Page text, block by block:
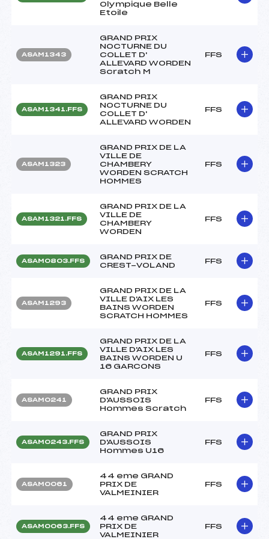
Olympique Belle
Etoile
ASAM1343
GRAND PRIX
NOCTURNE DU
COLLET D'
ALLEVARD WORDEN
Scratch M
FFS
ASAM1341.FFS
GRAND PRIX
NOCTURNE DU
COLLET D'
ALLEVARD WORDEN
FFS
ASAM1323
GRAND PRIX DE LA
VILLE DE
CHAMBERY
WORDEN SCRATCH
HOMMES
FFS
ASAM1321.FFS
GRAND PRIX DE LA
VILLE DE
CHAMBERY
WORDEN
FFS
ASAM0803.FFS
GRAND PRIX DE
CREST-VOLAND
FFS
ASAM1293
GRAND PRIX DE LA
VILLE D'AIX LES
BAINS WORDEN
SCRATCH HOMMES
FFS
ASAM1291.FFS
GRAND PRIX DE LA
VILLE D'AIX LES
BAINS WORDEN U
16 GARCONS
FFS
ASAM0241
GRAND PRIX
D'AUSSOIS
Hommes Scratch
FFS
ASAM0243.FFS
GRAND PRIX
D'AUSSOIS
Hommes U16
FFS
ASAM0061
44 eme GRAND
PRIX DE
VALMEINIER
FFS
ASAM0063.FFS
44 eme GRAND
PRIX DE
VALMEINIER
FFS